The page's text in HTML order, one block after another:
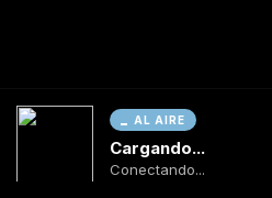
AL AIRE
Cargando...
Conectando...